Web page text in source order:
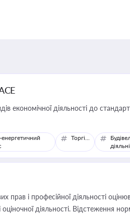
економічної діяльності до
Торгівля
і професійної діяльності
діяльності. Відстеження